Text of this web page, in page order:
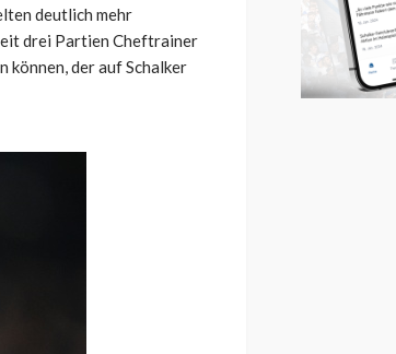
deutlich mehr
drei Partien Cheftrainer
können, der auf Schalker